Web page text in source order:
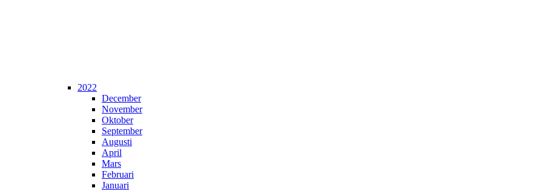
2022
December
November
Oktober
September
Augusti
April
Mars
Februari
Januari